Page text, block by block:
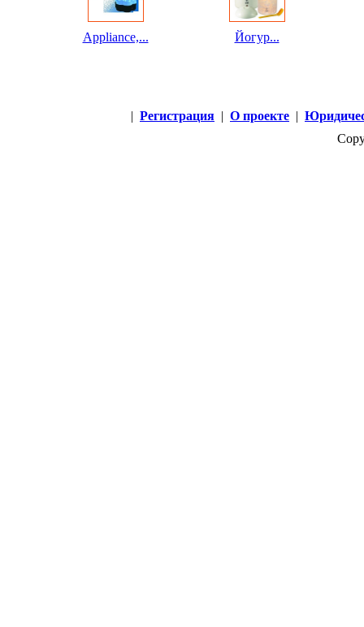
Appliance,... Йогур...
| Регистрация | О проекте |